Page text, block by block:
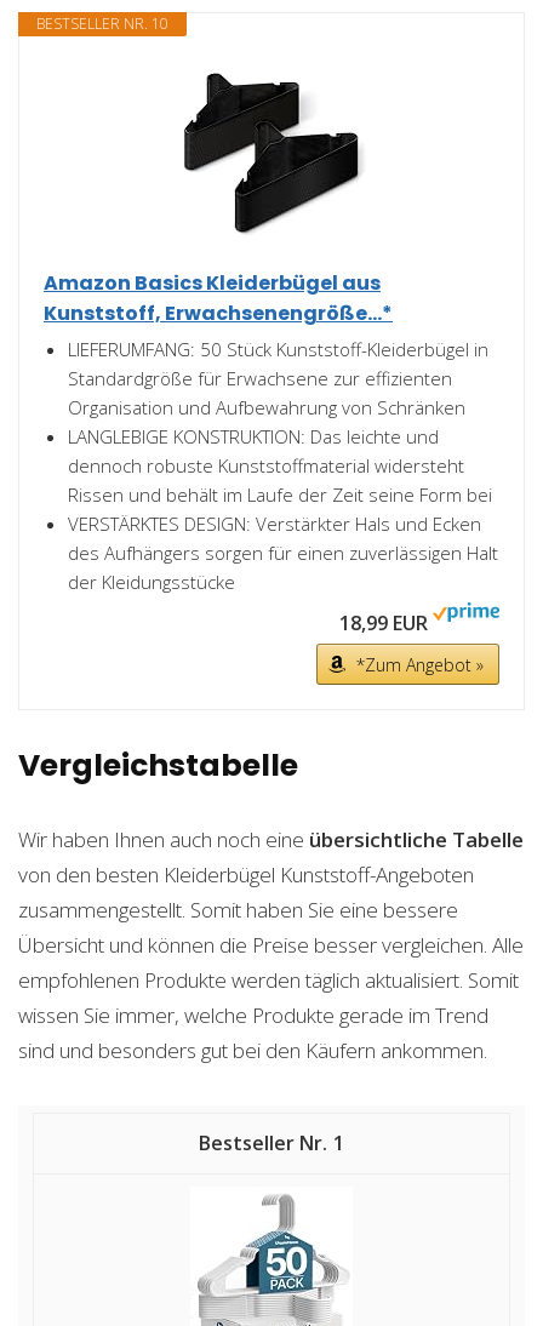
BESTSELLER NR. 10
Amazon Basics Kleiderbügel aus
Kunststoff, Erwachsenengröße...*
LIEFERUMFANG: 50 Stück Kunststoff-Kleiderbügel in
Standardgröße für Erwachsene zur effizienten
Organisation und Aufbewahrung von Schränken
LANGLEBIGE KONSTRUKTION: Das leichte und
dennoch robuste Kunststoffmaterial widersteht
Rissen und behält im Laufe der Zeit seine Form bei
VERSTÄRKTES DESIGN: Verstärkter Hals und Ecken
des Aufhängers sorgen für einen zuverlässigen Halt
der Kleidungsstücke
18,99 EUR
*Zum Angebot »
Vergleichstabelle
Wir haben Ihnen auch noch eine übersichtliche Tabelle
von den besten Kleiderbügel Kunststoff-Angeboten
zusammengestellt. Somit haben Sie eine bessere
Übersicht und können die Preise besser vergleichen. Alle
empfohlenen Produkte werden täglich aktualisiert. Somit
wissen Sie immer, welche Produkte gerade im Trend
sind und besonders gut bei den Käufern ankommen.
1